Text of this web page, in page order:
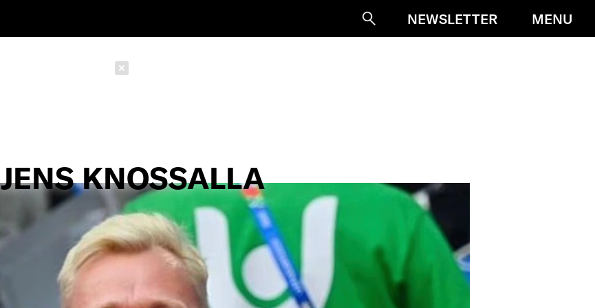
SucheNEWSLETTER MENU
JENS KNOSSALLA